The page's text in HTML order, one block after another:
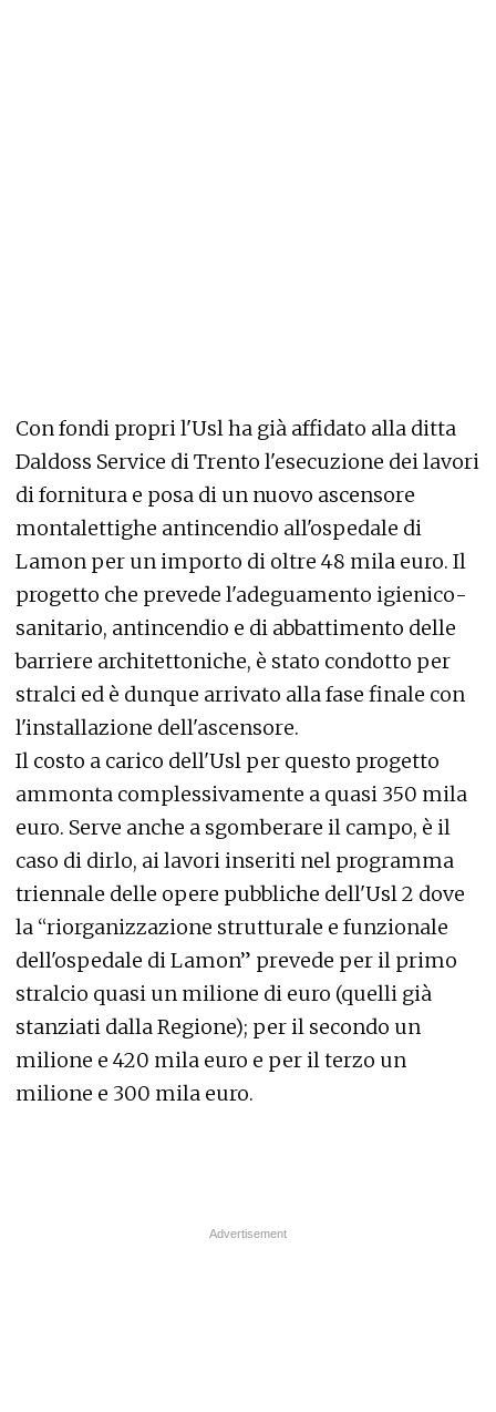
Con fondi propri l'Usl ha già affidato alla ditta
Daldoss Service di Trento l'esecuzione dei lavori
di fornitura e posa di un nuovo ascensore
montalettighe antincendio all'ospedale di
Lamon per un importo di oltre 48 mila euro. Il
progetto che prevede l'adeguamento igienico-
sanitario, antincendio e di abbattimento delle
barriere architettoniche, è stato condotto per
stralci ed è dunque arrivato alla fase finale con
l'installazione dell'ascensore.
Il costo a carico dell'Usl per questo progetto
ammonta complessivamente a quasi 350 mila
euro. Serve anche a sgomberare il campo, è il
caso di dirlo, ai lavori inseriti nel programma
triennale delle opere pubbliche dell'Usl 2 dove
la “riorganizzazione strutturale e funzionale
dell'ospedale di Lamon” prevede per il primo
stralcio quasi un milione di euro (quelli già
stanziati dalla Regione); per il secondo un
milione e 420 mila euro e per il terzo un
milione e 300 mila euro.